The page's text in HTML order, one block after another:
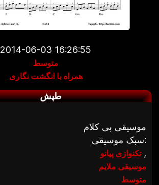
2014-06-03 16:26:55
متوسط
همراه با انگشت نگاری
طپش
موسیقی بی کلام
سبک موسیقی:
تکنوازی پیانو,
موسیقی ملایم
متوسط